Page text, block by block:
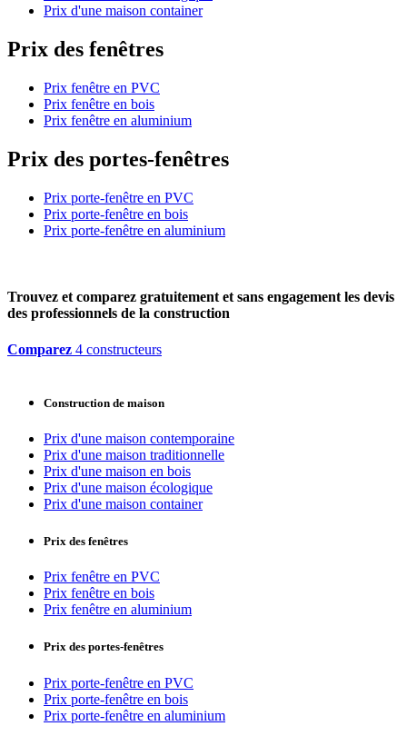
Prix d'une maison container
Prix des fenêtres
Prix fenêtre en PVC
Prix fenêtre en bois
Prix fenêtre en aluminium
Prix des portes-fenêtres
Prix porte-fenêtre en PVC
Prix porte-fenêtre en bois
Prix porte-fenêtre en aluminium
Trouvez et comparez gratuitement et sans engagement les devis
des professionnels de la construction
Comparez 4 constructeurs
Construction de maison
Prix d'une maison contemporaine
Prix d'une maison traditionnelle
Prix d'une maison en bois
Prix d'une maison écologique
Prix d'une maison container
Prix des fenêtres
Prix fenêtre en PVC
Prix fenêtre en bois
Prix fenêtre en aluminium
Prix des portes-fenêtres
Prix porte-fenêtre en PVC
Prix porte-fenêtre en bois
Prix porte-fenêtre en aluminium